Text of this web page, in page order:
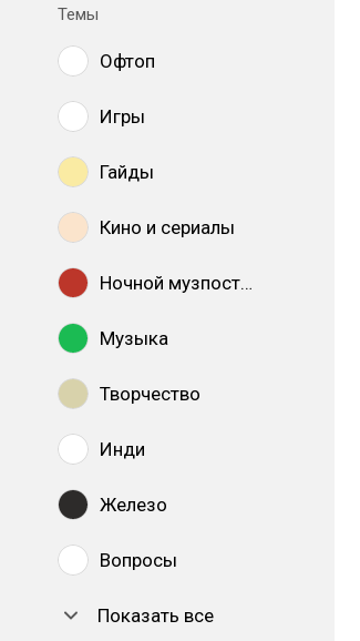
Темы
Офтоп
Игры
Гайды
Кино и сериалы
Ночной музпостинг
Музыка
Творчество
Инди
Железо
Вопросы
Показать все